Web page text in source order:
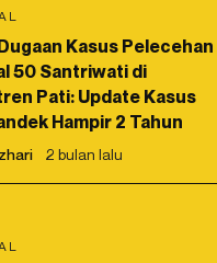
Kasus Pelecehan
50 Santriwati di
Pati: Update Kasus
Hampir 2 Tahun
2 bulan lalu